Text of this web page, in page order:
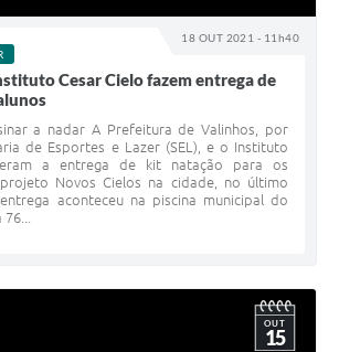
18 OUT 2021 - 11h40
Cesar Cielo fazem entrega de
a nadar A Prefeitura de Valinhos, por
de Esportes e Lazer (SEL), e o Instituto
a entrega de kit natação para os
Novos Cielos na cidade, no último
aconteceu na piscina municipal do
OUT
15